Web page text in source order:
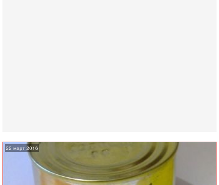
22 март 2016